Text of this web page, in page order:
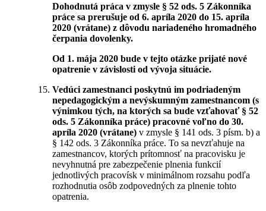
Dohodnutá práca v zmysle § 52 ods. 5 Zákonníka
práce sa prerušuje od 6. apríla 2020 do 15. apríla
2020 (vrátane) z dôvodu nariadeného hromadného
čerpania dovolenky.
Od 1. mája 2020 bude v tejto otázke prijaté nové
opatrenie v závislosti od vývoja situácie.
Vedúci zamestnanci poskytnú im podriadeným
nepedagogickým a nevýskumným zamestnancom (s
výnimkou tých, na ktorých sa bude vzťahovať § 52
ods. 5 Zákonníka práce) pracovné voľno do 30.
apríla 2020 (vrátane) v zmysle § 141 ods. 3 písm. b) a
§ 142 ods. 3 Zákonníka práce. To sa nevzťahuje na
zamestnancov, ktorých prítomnosť na pracovisku je
nevyhnutná pre zabezpečenie plnenia funkcií
jednotlivých pracovísk v minimálnom rozsahu podľa
rozhodnutia osôb zodpovedných za plnenie tohto
opatrenia.